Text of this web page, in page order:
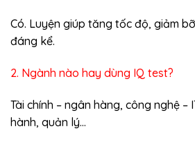
Có. Luyện giúp tăng tốc độ, giảm
đáng kể.
2. Ngành nào hay dùng IQ test?
Tài chính – ngân hàng, công nghệ –
hành, quản lý…